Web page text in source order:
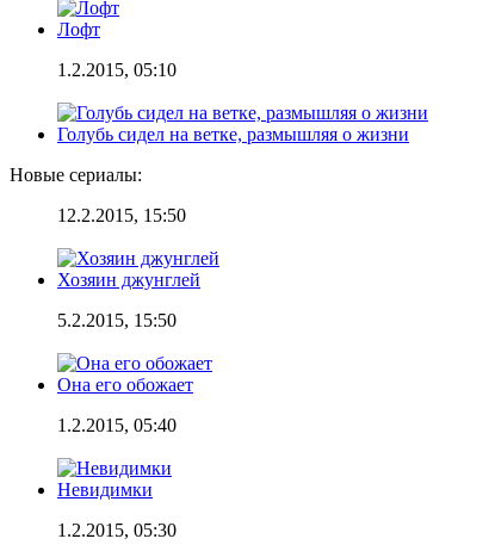
Лофт
1.2.2015, 05:10
Голубь сидел на ветке, размышляя о жизни
Новые сериалы:
12.2.2015, 15:50
Хозяин джунглей
5.2.2015, 15:50
Она его обожает
1.2.2015, 05:40
Невидимки
1.2.2015, 05:30